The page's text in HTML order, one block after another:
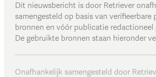
Dit nieuwsbericht is door Retriever
samengesteld op basis van verifieerbare
bronnen en vóór publicatie redactioneel
De gebruikte bronnen staan hieronder
Onafhankelijk samengesteld door